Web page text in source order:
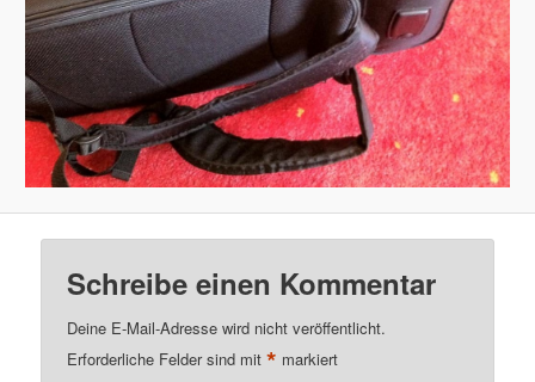
Schreibe einen Kommentar
Deine E-Mail-Adresse wird nicht veröffentlicht.
Erforderliche Felder sind mit* markiert